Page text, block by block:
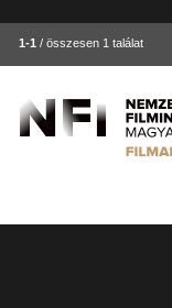
1-1 / összesen 1 találat